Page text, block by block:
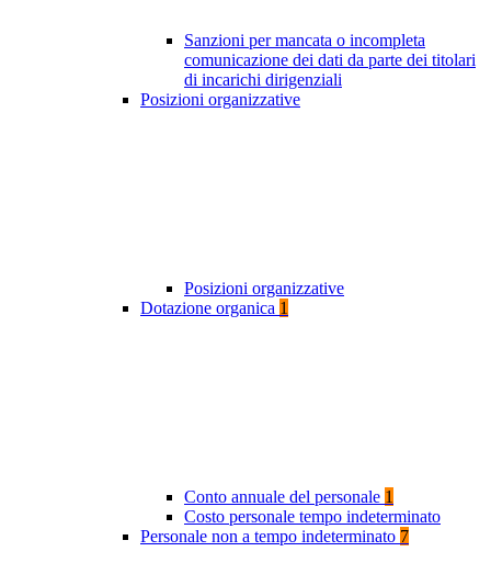
Sanzioni per mancata o incompleta
comunicazione dei dati da parte dei titolari
di incarichi dirigenziali
Posizioni organizzative
Posizioni organizzative
Dotazione organica 1
Conto annuale del personale 1
Costo personale tempo indeterminato
Personale non a tempo indeterminato 7